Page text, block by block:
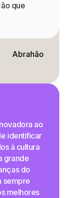
que
Abrahão
ao
identificar
à cultura
grande
do
sempre
melhores